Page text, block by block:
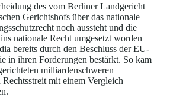
des vom Berliner Landgericht
Gerichtshofs über das nationale
noch aussteht und die
nationale Recht umgesetzt worden
bereits durch den Beschluss der EU-
in ihren Forderungen bestärkt. So kam
milliardenschweren
mit einem Vergleich